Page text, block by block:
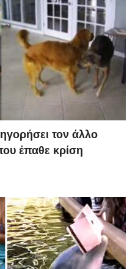
τον άλλο
έπαθε κρίση